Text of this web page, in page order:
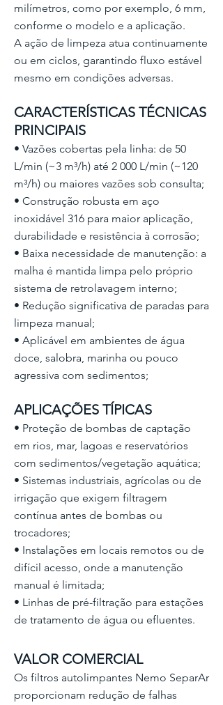
milímetros, como por exemplo, 6 mm,
conforme o modelo e a aplicação.
A ação de limpeza atua continuamente
ou em ciclos, garantindo fluxo estável
mesmo em condições adversas.
CARACTERÍSTICAS TÉCNICAS
PRINCIPAIS
• Vazões cobertas pela linha: de 50
L/min (~3 m³/h) até 2 000 L/min (~120
m³/h) ou maiores vazões sob consulta;
• Construção robusta em aço
inoxidável 316 para maior aplicação,
durabilidade e resistência à corrosão;
• Baixa necessidade de manutenção: a
malha é mantida limpa pelo próprio
sistema de retrolavagem interno;
• Redução significativa de paradas para
limpeza manual;
• Aplicável em ambientes de água
doce, salobra, marinha ou pouco
agressiva com sedimentos;
APLICAÇÕES TÍPICAS
• Proteção de bombas de captação
em rios, mar, lagoas e reservatórios
com sedimentos/vegetação aquática;
• Sistemas industriais, agrícolas ou de
irrigação que exigem filtragem
contínua antes de bombas ou
trocadores;
• Instalações em locais remotos ou de
difícil acesso, onde a manutenção
manual é limitada;
• Linhas de pré-filtração para estações
de tratamento de água ou efluentes.
VALOR COMERCIAL
Os filtros autolimpantes Nemo SeparAr
proporcionam redução de falhas